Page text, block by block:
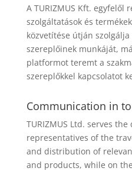
A TURIZMUS Kft. egyfelől
szolgáltatások és
közvetítése útján
szereplőinek munkáját,
platformot teremt a
szereplőkkel kapcsolatot
Communication in
TURIZMUS Ltd. serves
representatives of the
and distribution of
and products, while on